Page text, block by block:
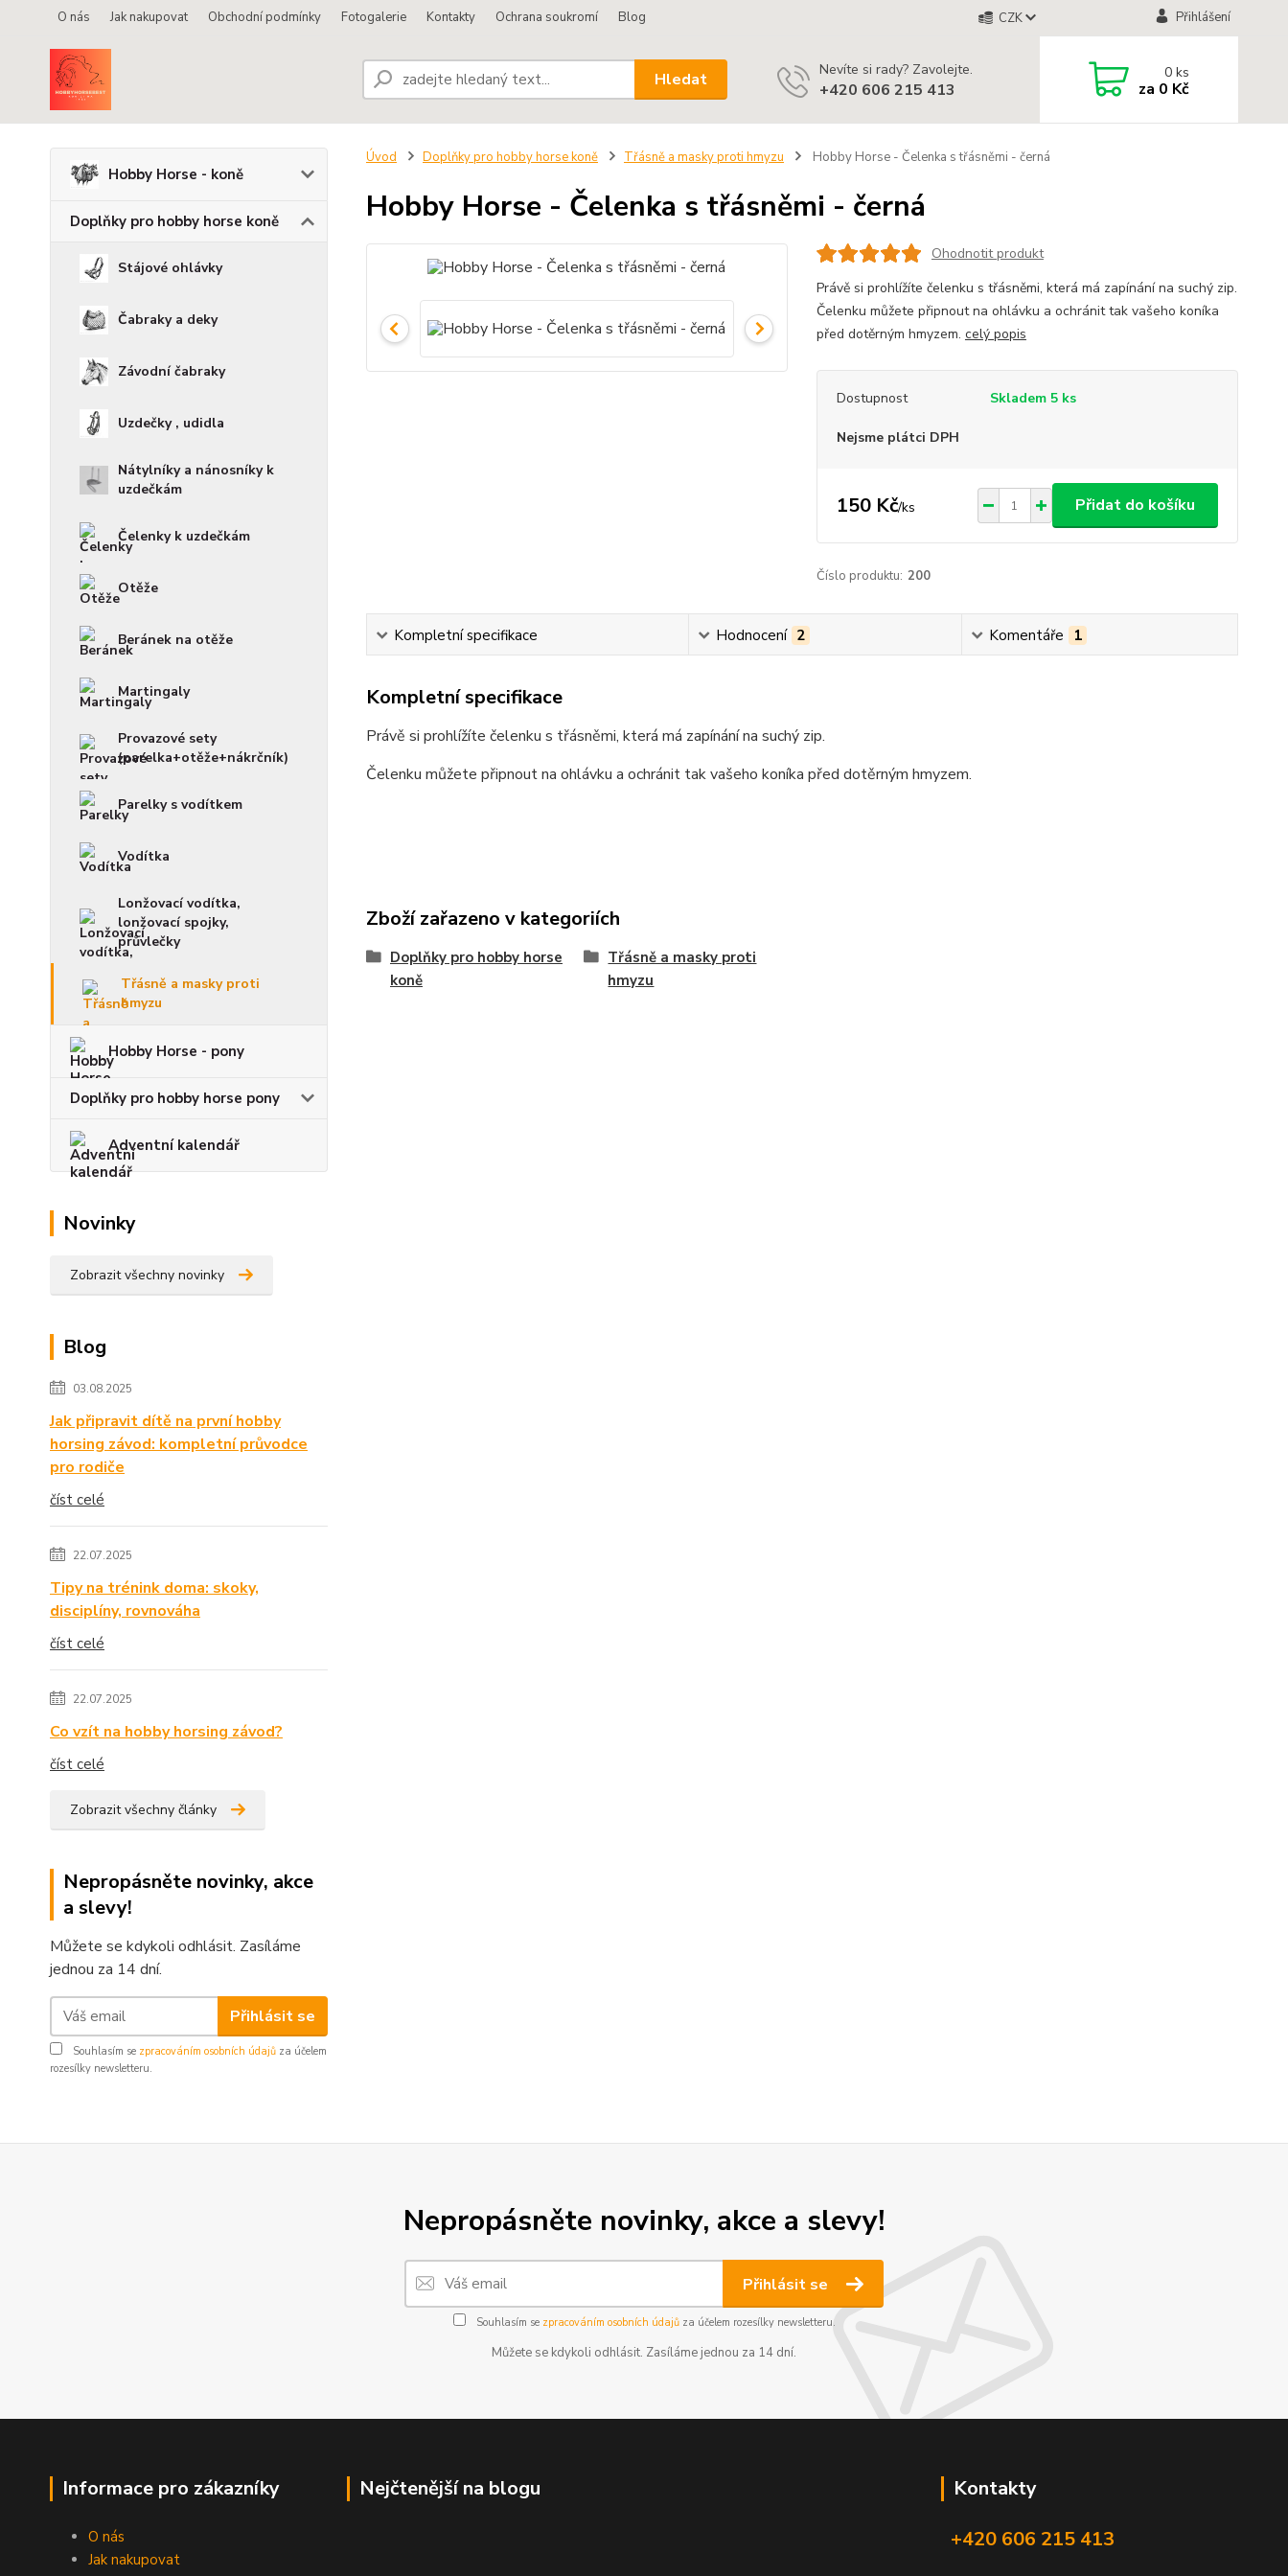
O nás Jak nakupovat Obchodní podmínky Fotogalerie Kontakty Ochrana soukromí Blog CZK Přihlášení
Hledat Nevíte si rady? Zavolejte.
+420 606 215 413
0ks
za 0 Kč
Hobby Horse - koně
Doplňky pro hobby horse koně
Stájové ohlávky
Čabraky a deky
Závodní čabraky
Uzdečky , udidla
Nátylníky a nánosníky k
uzdečkám
Čelenky k uzdečkám
Otěže
Beránek na otěže
Martingaly
Provazové sety
(parelka+otěže+nákrčník)
Parelky s vodítkem
Vodítka
Lonžovací vodítka,
lonžovací spojky,
průvlečky
Třásně a masky proti
hmyzu
Hobby Horse - pony
Doplňky pro hobby horse pony
Adventní kalendář
Novinky
Zobrazit všechny novinky
Blog
03.08.2025
Jak připravit dítě na první hobby
horsing závod: kompletní průvodce
pro rodiče
číst celé
22.07.2025
Tipy na trénink doma: skoky,
disciplíny, rovnováha
číst celé
22.07.2025
Co vzít na hobby horsing závod?
číst celé
Zobrazit všechny články
Nepropásněte novinky, akce
a slevy!
Můžete se kdykoli odhlásit. Zasíláme
jednou za 14 dní.
Přihlásit se
Souhlasím se zpracováním osobních údajů za účelem
rozesílky newsletteru.
Úvod Doplňky pro hobby horse koně Třásně a masky proti hmyzu Hobby Horse - Čelenka s třásněmi - černá
Hobby Horse - Čelenka s třásněmi - černá
Ohodnotit produkt
Právě si prohlížíte čelenku s třásněmi, která má zapínání na suchý zip.
Čelenku můžete připnout na ohlávku a ochránit tak vašeho koníka
před dotěrným hmyzem. celý popis
Dostupnost Skladem 5 ks
Nejsme plátci DPH
150 Kč/ks Přidat do košíku
Číslo produktu: 200
Kompletní specifikace Hodnocení 2 Komentáře 1
Kompletní specifikace
Právě si prohlížíte čelenku s třásněmi, která má zapínání na suchý zip.
Čelenku můžete připnout na ohlávku a ochránit tak vašeho koníka před dotěrným hmyzem.
Zboží zařazeno v kategoriích
Doplňky pro hobby horse
koně
Třásně a masky proti
hmyzu
Nepropásněte novinky, akce a slevy!
Přihlásit se
Souhlasím se zpracováním osobních údajůza účelem rozesílky newsletteru.
Můžete se kdykoli odhlásit. Zasíláme jednou za 14 dní.
Informace pro zákazníky
O nás
Jak nakupovat
Nejčtenější na blogu
Kontakty
+420 606 215 413